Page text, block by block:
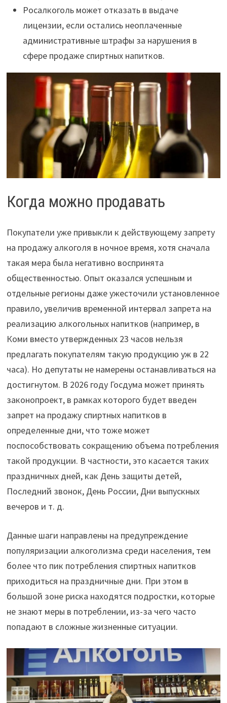
Росалкоголь может отказать в выдаче
лицензии, если остались неоплаченные
административные штрафы за нарушения в
сфере продаже спиртных напитков.
Когда можно продавать
Покупатели уже привыкли к действующему запрету
на продажу алкоголя в ночное время, хотя сначала
такая мера была негативно воспринята
общественностью. Опыт оказался успешным и
отдельные регионы даже ужесточили установленное
правило, увеличив временной интервал запрета на
реализацию алкогольных напитков (например, в
Коми вместо утвержденных 23 часов нельзя
предлагать покупателям такую продукцию уж в 22
часа). Но депутаты не намерены останавливаться на
достигнутом. В 2026 году Госдума может принять
законопроект, в рамках которого будет введен
запрет на продажу спиртных напитков в
определенные дни, что тоже может
поспособствовать сокращению объема потребления
такой продукции. В частности, это касается таких
праздничных дней, как День защиты детей,
Последний звонок, День России, Дни выпускных
вечеров и т. д.
Данные шаги направлены на предупреждение
популяризации алкоголизма среди населения, тем
более что пик потребления спиртных напитков
приходиться на праздничные дни. При этом в
большой зоне риска находятся подростки, которые
не знают меры в потреблении, из-за чего часто
попадают в сложные жизненные ситуации.